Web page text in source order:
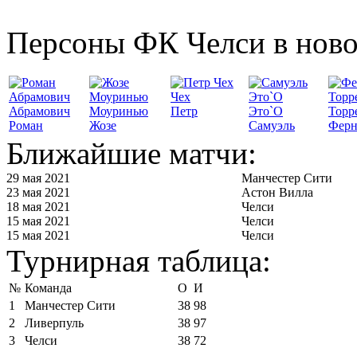
Персоны ФК Челси в
Абрамович
Роман
Моуринью
Жозе
Чех
Петр
Это`О
Самуэль
Ближайшие матчи:
29 мая 2021
Манчестер Сити
23 мая 2021
Астон Вилла
18 мая 2021
Челси
15 мая 2021
Челси
15 мая 2021
Челси
Турнирная таблица:
№ Команда О И
1
Манчестер Сити 38 98
2
Ливерпуль 38 97
3
Челси 38 72